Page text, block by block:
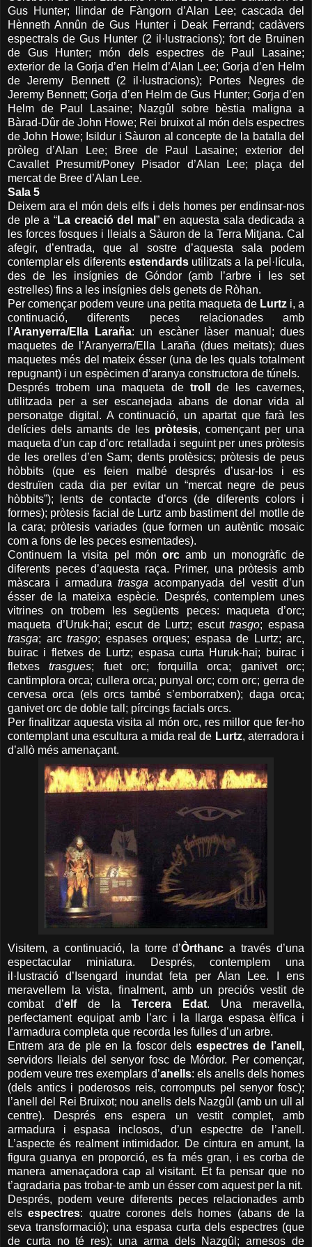
Gus Hunter; llindar de Fàngorn d’Alan Lee; cascada del
Hènneth Annûn de Gus Hunter i Deak Ferrand; cadàvers
espectrals de Gus Hunter (2 il·lustracions); fort de Bruinen
de Gus Hunter; món dels espectres de Paul Lasaine;
exterior de la Gorja d’en Helm d’Alan Lee; Gorja d’en Helm
de Jeremy Bennett (2 il·lustracions); Portes Negres de
Jeremy Bennett; Gorja d’en Helm de Gus Hunter; Gorja d’en
Helm de Paul Lasaine; Nazgûl sobre bèstia maligna a
Bàrad-Dûr de John Howe; Rei bruixot al món dels espectres
de John Howe; Isildur i Sàuron al concepte de la batalla del
pròleg d’Alan Lee; Bree de Paul Lasaine; exterior del
Cavallet Presumit/Poney Pisador d’Alan Lee; plaça del
mercat de Bree d’Alan Lee.
Sala 5
Deixem ara el món dels elfs i dels homes per endinsar-nos
de ple a “La creació del mal ” en aquesta sala dedicada a
les forces fosques i lleials a Sàuron de la Terra Mitjana. Cal
afegir, d’entrada, que al sostre d’aquesta sala podem
contemplar els diferents estendardsutilitzats a la pel·lícula,
des de les insígnies de Góndor (amb l’arbre i les set
estrelles) fins a les insígnies dels genets de Ròhan.
Per començar podem veure una petita maqueta de Lurtz i, a
continuació, diferents peces relacionades amb
l’Aranyerra/Ella Laraña: un escàner làser manual; dues
maquetes de l’Aranyerra/Ella Laraña (dues meitats); dues
maquetes més del mateix ésser (una de les quals totalment
repugnant) i un espècimen d’aranya constructora de túnels.
Després trobem una maqueta de troll
de les cavernes,
utilitzada per a ser escanejada abans de donar vida al
personatge digital. A continuació, un apartat que farà les
delícies dels amants de les pròtesis, començant per una
maqueta d’un cap d’orc retallada i seguint per unes pròtesis
de les orelles d’en Sam; dents protèsics; pròtesis de peus
hòbbits (que es feien malbé després d’usar-los i es
destruïen cada dia per evitar un “mercat negre de peus
hòbbits”); lents de contacte d’orcs (de diferents colors i
formes); pròtesis facial de Lurtz amb bastiment del motlle de
la cara; pròtesis variades (que formen un autèntic mosaic
com a fons de les peces esmentades).
Continuem la visita pel mónorc amb un monogràfic de
diferents peces d’aquesta raça. Primer, una pròtesis amb
màscara i armadura trasga acompanyada del vestit d’un
ésser de la mateixa espècie. Després, contemplem unes
vitrines on trobem les següents peces: maqueta d’orc;
maqueta d’Uruk-hai; escut de Lurtz; escuttrasgo; espasa
trasga; arc trasgo; espases orques; espasa de Lurtz; arc,
buirac i fletxes de Lurtz; espasa curta Huruk-hai; buirac i
fletxestrasgues; fuet orc; forquilla orca; ganivet orc;
cantimplora orca; cullera orca; punyal orc; corn orc; gerra de
cervesa orca (els orcs també s’emborratxen); daga orca;
ganivet orc de doble tall; pírcings facials orcs.
Per finalitzar aquesta visita al món orc, res millor que fer-ho
contemplant una escultura a mida real de Lurtz, aterradora i
d’allò més amenaçant.
Visitem, a continuació, la torre d’Òrthanc a través d’una
espectacular miniatura. Després, contemplem una
il·lustració d’Isengard inundat feta per Alan Lee. I ens
meravellem la vista, finalment, amb un preciós vestit de
combat d’elfde la Tercera Edat. Una meravella,
perfectament equipat amb l’arc i la llarga espasa èlfica i
l’armadura completa que recorda les fulles d’un arbre.
Entrem ara de ple en la foscor dels espectres de l’anell ,
servidors lleials del senyor fosc de Mórdor. Per començar,
podem veure tres exemplars d’anells: els anells dels homes
(dels antics i poderosos reis, corromputs pel senyor fosc);
l’anell del Rei Bruixot; nou anells dels Nazgûl (amb un ull al
centre). Després ens espera un vestit complet, amb
armadura i espasa inclosos, d’un espectre de l’anell.
L’aspecte és realment intimidador. De cintura en amunt, la
figura guanya en proporció, es fa més gran, i es corba de
manera amenaçadora cap al visitant. Et fa pensar que no
t’agradaria pas trobar-te amb un ésser com aquest per la nit.
Després, podem veure diferents peces relacionades amb
elsespectres: quatre corones dels homes (abans de la
seva transformació); una espasa curta dels espectres (que
de curta no té res); una arma dels Nazgûl; arnesos de